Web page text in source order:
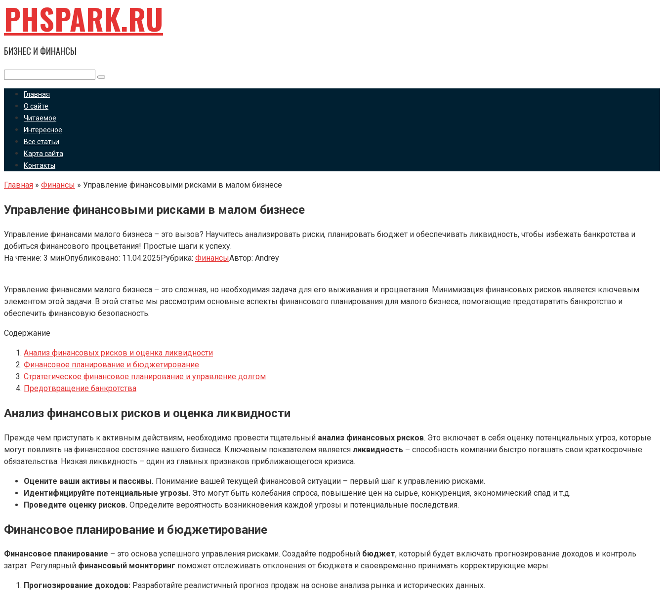
Перейти
контенту
PHSPARK.RU
БИЗНЕС И ФИНАНСЫ
Главная
О сайте
Читаемое
Интересное
Все статьи
Карта сайта
Контакты
Главная » Финансы » Управление финансовыми рисками в малом бизнесе
Управление финансовыми рисками в малом бизнесе
Управление финансами малого бизнеса – это вызов? Научитесь анализировать риски, планировать бюджет и обеспечивать ликвидность, чтобы избежать банкротства и
добиться финансового процветания! Простые шаги к успеху.
На чтение: 3 минОпубликовано: 11.04.2025Рубрика: ФинансыАвтор: Andrey
Управление финансами малого бизнеса – это сложная, но необходимая задача для его выживания и процветания. Минимизация финансовых рисков является ключевым
элементом этой задачи. В этой статье мы рассмотрим основные аспекты финансового планирования для малого бизнеса, помогающие предотвратить банкротство и
обеспечить финансовую безопасность.
Содержание
Анализ финансовых рисков и оценка ликвидности
Финансовое планирование и бюджетирование
Стратегическое финансовое планирование и управление долгом
Предотвращение банкротства
Анализ финансовых рисков и оценка ликвидности
Прежде чем приступать к активным действиям, необходимо провести тщательный анализ финансовых рисков. Это включает в себя оценку потенциальных угроз, которые
могут повлиять на финансовое состояние вашего бизнеса. Ключевым показателем является ликвидность – способность компании быстро погашать свои краткосрочные
обязательства. Низкая ликвидность – один из главных признаков приближающегося кризиса.
Оцените ваши активы и пассивы. Понимание вашей текущей финансовой ситуации – первый шаг к управлению рисками.
Идентифицируйте потенциальные угрозы. Это могут быть колебания спроса, повышение цен на сырье, конкуренция, экономический спад и т.д.
Проведите оценку рисков. Определите вероятность возникновения каждой угрозы и потенциальные последствия.
Финансовое планирование и бюджетирование
Финансовое планирование – это основа успешного управления рисками. Создайте подробный бюджет, который будет включать прогнозирование доходов и контроль
затрат. Регулярный финансовый мониторинг поможет отслеживать отклонения от бюджета и своевременно принимать корректирующие меры.
Прогнозирование доходов: Разработайте реалистичный прогноз продаж на основе анализа рынка и исторических данных.